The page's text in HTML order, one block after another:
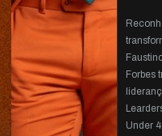
Forbes
Under